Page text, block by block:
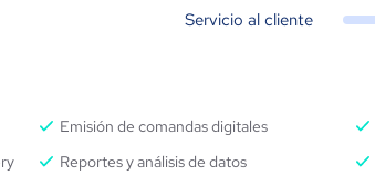
Servicio al cliente
Emisión de comandas digitales
Reportes y análisis de datos